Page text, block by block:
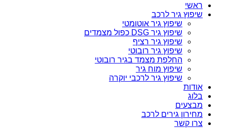
ראשי
שיפוץ גיר לרכב
שיפוץ גיר אוטומטי
שיפוץ גיר DSG כפול מצמדים
שיפוץ גיר רציף
שיפוץ גיר רובוטי
החלפת מצמד בגיר רובוטי
שיפוץ מוח גיר
שיפוץ גיר לרכבי יוקרה
אודות
בלוג
מבצעים
מחירון גירים לרכב
צרו קשר